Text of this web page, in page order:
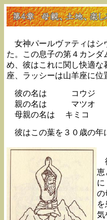
女神パールヴァティはシ
た。この息子の第４カンダ
め、彼はこれに関し快適
座、ラッシーは山羊座に位
彼の名は コウジ
親の名は マツオ
母親の名は キミコ
彼はこの葉を３０歳の年
恵
に
の
気